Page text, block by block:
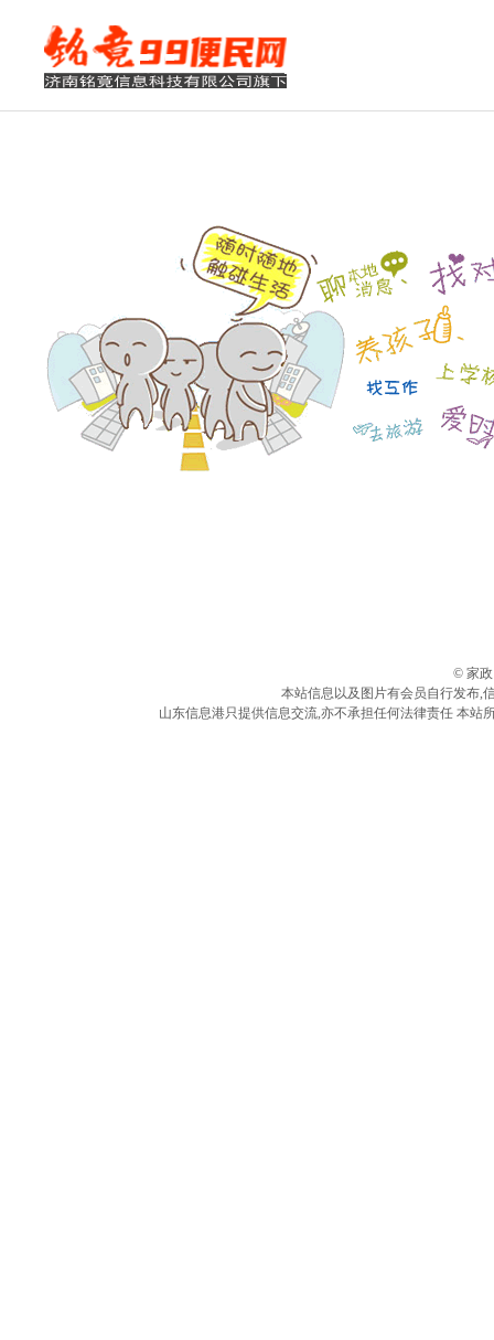
© 家
本站信息以及图片有会员自行发布,
山东信息港只提供信息交流,亦不承担任何法律责任 本站